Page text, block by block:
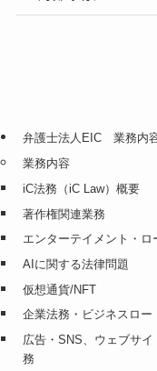
弁護士法人EIC 業務内
業務内容
iC法務（iC Law）概要
著作権関連業務
エンターテイメント・ロ
AIに関する法律問題
仮想通貨/NFT
企業法務・ビジネスロー
広告・SNS、ウェブサ
務